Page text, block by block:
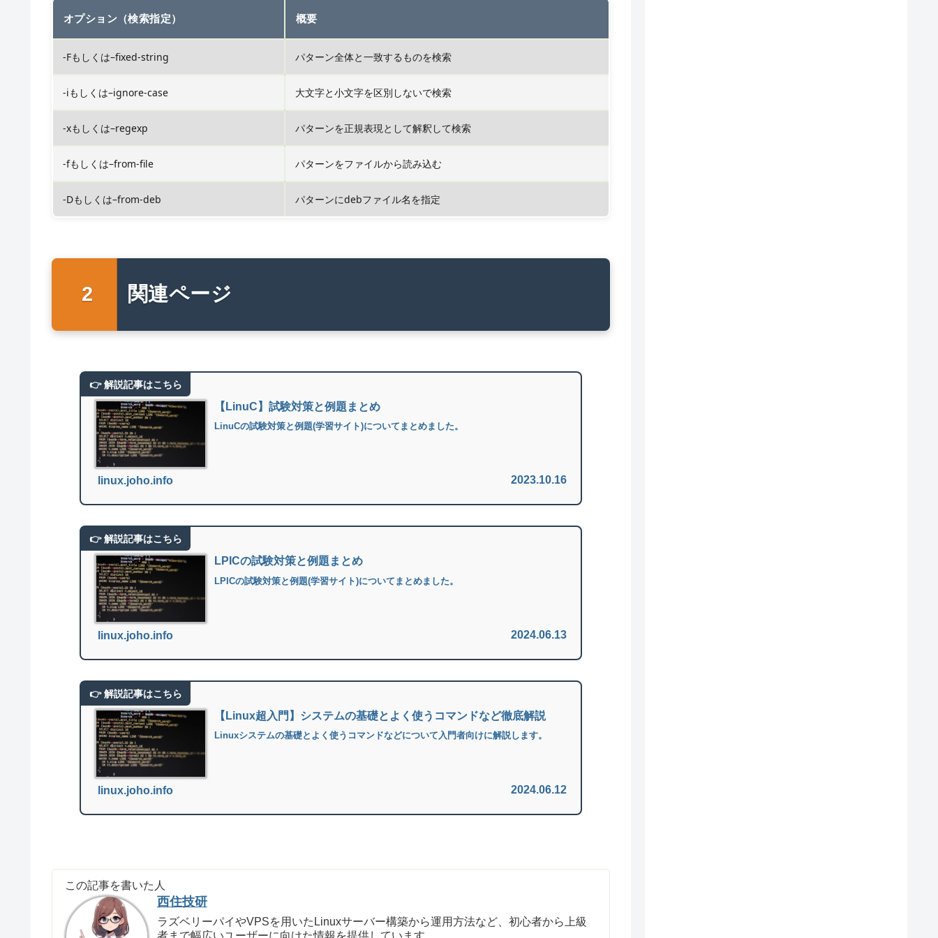
オプション（検索指定） 概要
-Fもしくは–fixed-string パターン全体と一致するものを検索
-iもしくは–ignore-case 大文字と小文字を区別しないで検索
-xもしくは–regexp パターンを正規表現として解釈して検索
-fもしくは–from-file パターンをファイルから読み込む
-Dもしくは–from-deb パターンにdebファイル名を指定
関連ページ
【LinuC】試験対策と例題まとめ
LinuCの試験対策と例題(学習サイト)についてまとめました。
linux.joho.info 2023.10.16
LPICの試験対策と例題まとめ
LPICの試験対策と例題(学習サイト)についてまとめました。
linux.joho.info 2024.06.13
【Linux超入門】システムの基礎とよく使うコマンドなど徹底解説
Linuxシステムの基礎とよく使うコマンドなどについて入門者向けに解説します。
linux.joho.info 2024.06.12
この記事を書いた人
西住技研
ラズベリーパイやVPSを用いたLinuxサーバー構築から運用方法など、初心者から上級